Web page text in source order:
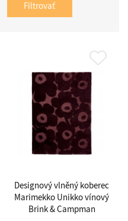
Filtrovať
Designový vlněný koberec
Marimekko Unikko vínový
Brink & Campman